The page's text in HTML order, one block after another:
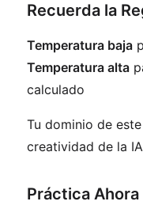
Recuerda la
Temperatura baja
Temperatura alta
calculado
Tu dominio de este
creatividad de la
Práctica Ahora